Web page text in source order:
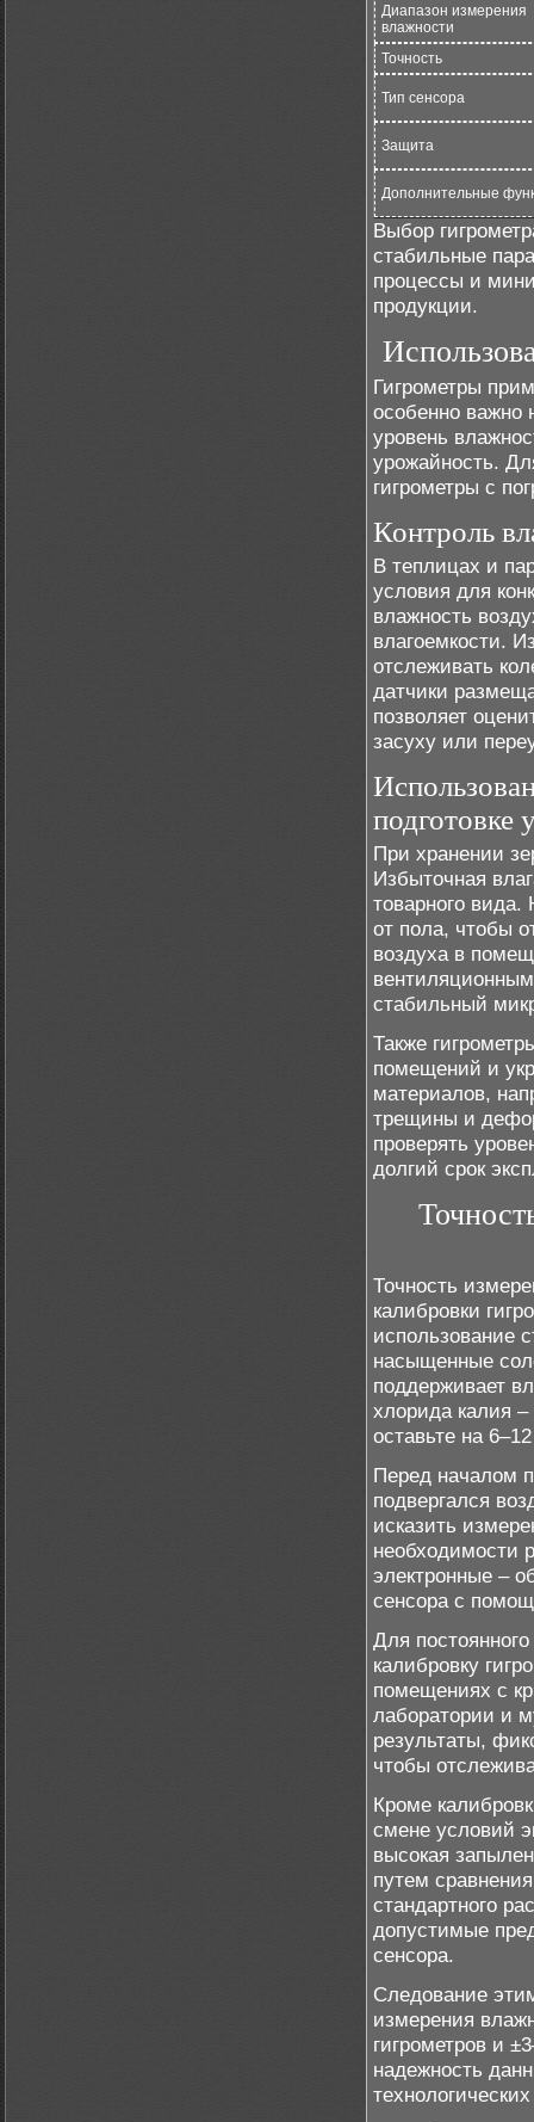
Диапазон измерения
влажности
Точность
Тип сенсора
Защита
Дополнительные
Выбор
стабильные
процессы и
продукции.
Гигрометры
особенно важно
уровень
урожайность.
гигрометры с
Контроль
В теплицах и
условия для
влажность
влагоемкости.
отслеживать
датчики
позволяет
засуху или
подготовке
При хранении
Избыточная
товарного
от пола, чтобы
воздуха в
стабильный
Также
помещений и
материалов,
трещины и
проверять
долгий срок
Точность
калибровки
использование
насыщенные
поддерживает
хлорида калия
оставьте на
Перед началом
подвергался
исказить
необходимости
электронные –
сенсора с
Для
калибровку
помещениях с
лаборатории и
результаты,
чтобы
Кроме
смене условий
высокая
путем
стандартного
допустимые
сенсора.
Следование
измерения
гигрометров и
надежность